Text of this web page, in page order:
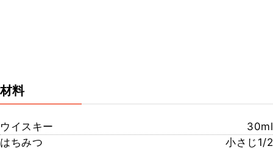
材料
ウイスキー
30ml
はちみつ
小さじ1/2